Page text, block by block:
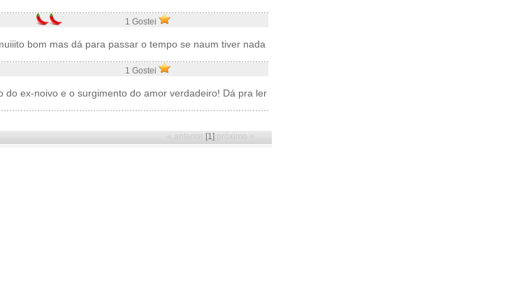
1 Gostei
bom mas dá para passar o tempo se naum tiver nada
1 Gostei
do ex-noivo e o surgimento do amor verdadeiro! Dá pra ler
« anterior [1] próximo »